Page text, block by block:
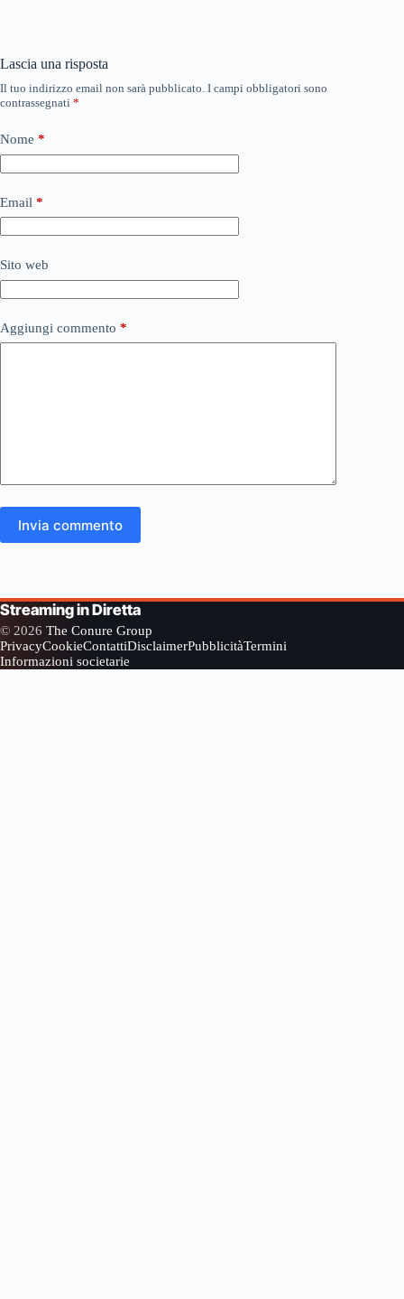
Lascia una risposta
Il tuo indirizzo email non sarà pubblicato. I campi obbligatori sono
contrassegnati *
Nome *
Email *
Sito web
Aggiungi commento *
Invia commento
Streaming in Diretta
© 2026 The Conure Group
PrivacyCookieContattiDisclaimerPubblicitàTermini
Informazioni societarie